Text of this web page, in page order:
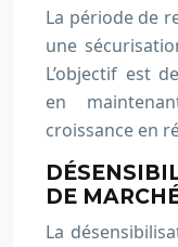
La période de
une
L’objectif est
en
croissance en
DE
La